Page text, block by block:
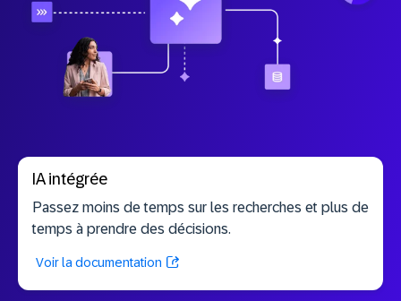
IA intégrée
Passez moins de temps sur les recherches et plus de
temps à prendre des décisions.
Voir la documentation